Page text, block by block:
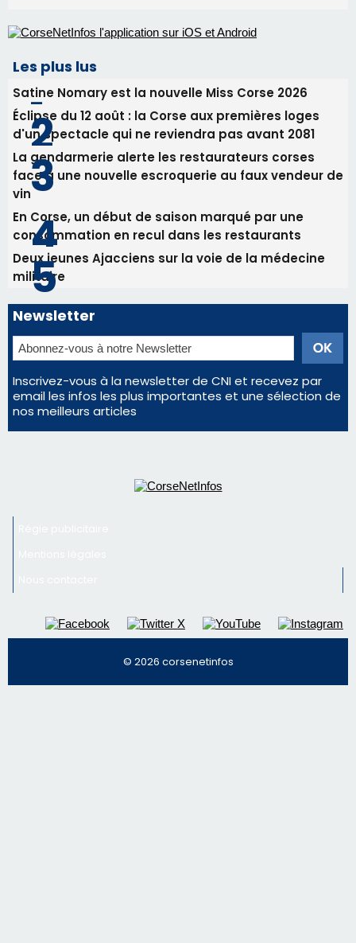
En Corse, un début de saison marqué par une
Deux jeunes Ajacciens sur la voie de la médecine
militaire
Newsletter
Inscrivez-vous à la newsletter de CNI et recevez par
email les infos les plus importantes et une sélection de
nos meilleurs articles
Régie publicitaire
Nous contacter
© 2026 corsenetinfos